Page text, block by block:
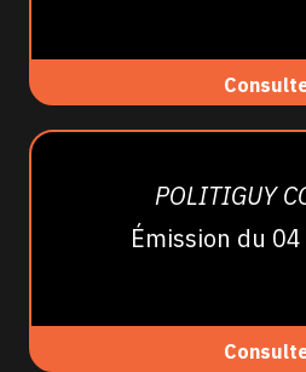
POLITIGUY
Émission du